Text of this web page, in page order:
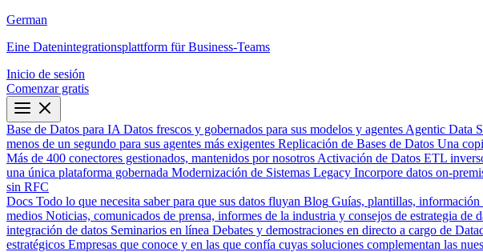
German
Eine Datenintegrationsplattform für Business-Teams
Inicio de sesión
Comenzar gratis
Base de Datos para IA Datos frescos y gobernados para sus modelos y agentes Agentic Data
menos de un segundo para sus agentes más exigentes Replicación de Bases de Datos Una
Más de 400 conectores gestionados, mantenidos por nosotros Activación de Datos ETL
una única plataforma gobernada Modernización de Sistemas Legacy Incorpore datos on-
sin RFC
Docs Todo lo que necesita saber para que sus datos fluyan Blog Guías, plantillas, información
medios Noticias, comunicados de prensa, informes de la industria y consejos de estrategia de
integración de datos Seminarios en línea Debates y demostraciones en directo a cargo de
estratégicos Empresas que conoce y en las que confía cuyas soluciones complementan las